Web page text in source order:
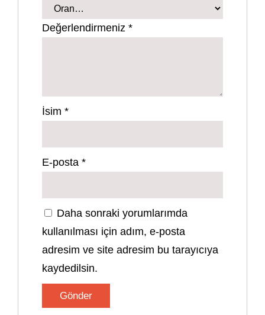
Değerlendirmeniz*
İsim*
E-posta*
Daha sonraki yorumlarımda
kullanılması için adım, e-posta
adresim ve site adresim bu tarayıcıya
kaydedilsin.